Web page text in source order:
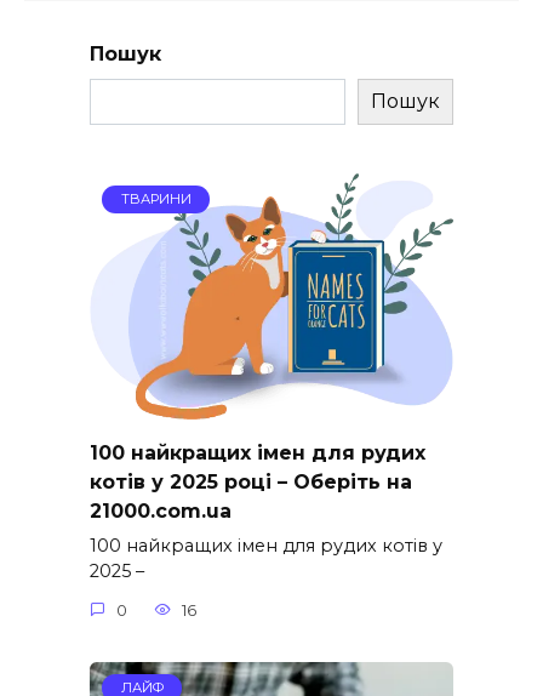
Пошук
Пошук
ТВАРИНИ
100 найкращих імен для рудих
котів у 2025 році – Оберіть на
21000.com.ua
100 найкращих імен для рудих котів у
2025 –
0 16
ЛАЙФ